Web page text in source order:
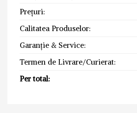
Prețuri:
Calitatea Produselor:
Garanție & Service:
Termen de Livrare/Curierat:
Per total: